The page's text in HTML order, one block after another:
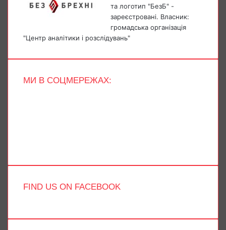
та логотип "БезБ" -
зареєстровані. Власник:
громадська організація
"Центр аналітики і розслідувань"
МИ В СОЦМЕРЕЖАХ:
FIND US ON FACEBOOK